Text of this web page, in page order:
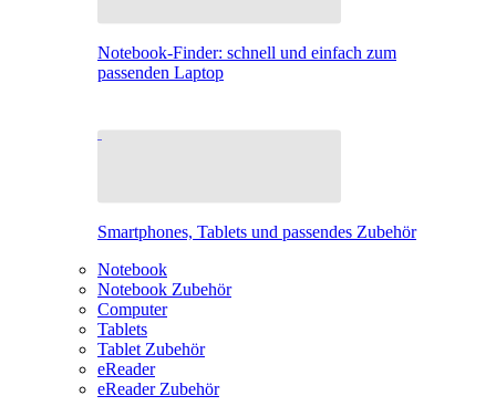
Notebook-Finder: schnell und einfach zum
passenden Laptop
Smartphones, Tablets und passendes Zubehör
Notebook
Notebook Zubehör
Computer
Tablets
Tablet Zubehör
eReader
eReader Zubehör